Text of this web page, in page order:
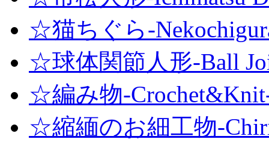
☆猫ちぐら-
☆球体関節人形-Ball
☆編み物-
☆縮緬のお細工物-